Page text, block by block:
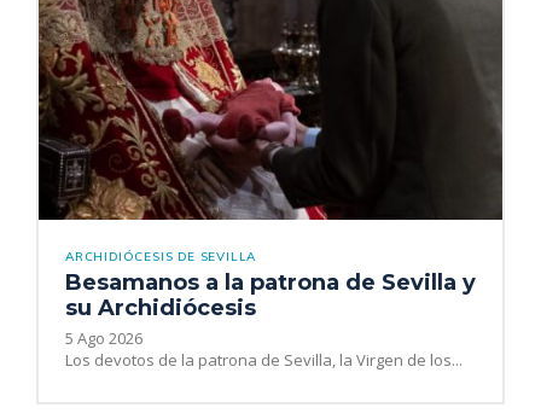
ARCHIDIÓCESIS DE SEVILLA
Besamanos a la patrona de Sevilla y
su Archidiócesis
5 Ago 2026
Los devotos de la patrona de Sevilla, la Virgen de los...